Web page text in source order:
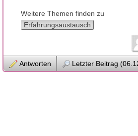
Weitere Themen finden zu
Erfahrungsaustausch
Antworten Letzter Beitrag